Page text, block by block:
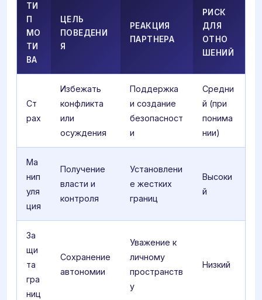
ТИ
П
МО
ТИ
ВА
ЦЕЛЬ
ПОВЕДЕНИ
Я
РЕАКЦИЯ
ПАРТНЕРА
РИСК
ДЛЯ
ОТНО
ШЕНИЙ
Ст
рах
Избежать
конфликта
или
осуждения
Поддержка
и создание
безопасност
и
Средни
й (при
понима
нии)
Ма
нип
уля
ция
Получение
власти и
контроля
Установлени
е жестких
границ
Высоки
й
За
щи
та
гра
ниц
Сохранение
автономии
Уважение к
личному
пространств
у
Низкий